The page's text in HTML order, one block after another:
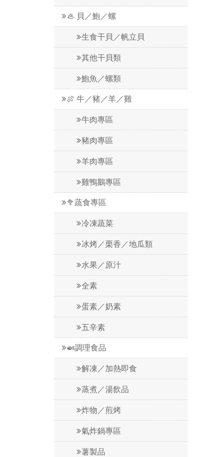
🦪 貝／鮑／螺
生食干貝／帆立貝
其他干貝類
鮑魚／螺類
🍖 牛／豬／羊／雞
牛肉專區
豬肉專區
羊肉專區
雞鴨鵝專區
🥦蔬食專區
冷凍蔬菜
冰烤／栗香／地瓜類
水果／原汁
全素
蛋素／奶素
五辛素
🍛調理食品
解凍／加熱即食
蒸煮／湯飲品
炸物／煎烤
氣炸鍋專區
薯製品